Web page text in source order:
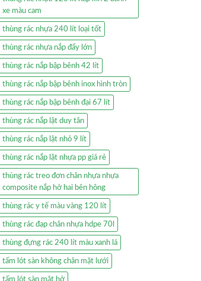
xe màu cam
thùng rác nhựa 240 lít loại tốt
thùng rác nhựa nắp đẩy lớn
thùng rác nắp bập bênh 42 lít
thùng rác nắp bập bênh inox hình tròn
thùng rác nắp bập bênh đại 67 lít
thùng rác nắp lật duy tân
thùng rác nắp lật nhỏ 9 lít
thùng rác nắp lật nhựa pp giá rẻ
thùng rác treo đơn chân nhựa nhựa
composite nắp hở hai bên hông
thùng rác y tế màu vàng 120 lít
thùng rác đạp chân nhựa hdpe 70l
thùng đựng rác 240 lít màu xanh lá
tấm lót sàn không chân mặt lưới
tấm lót sàn mặt hở